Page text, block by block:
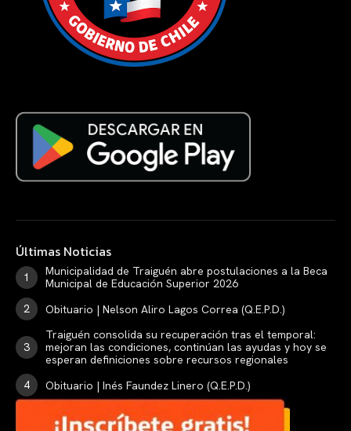
Últimas Noticias
Municipalidad de Traiguén abre postulaciones a la Beca
Municipal de Educación Superior 2026
Obituario | Nelson Aliro Lagos Correa (Q.E.P.D.)
Traiguén consolida su recuperación tras el temporal:
mejoran las condiciones, continúan las ayudas y hoy se
esperan definiciones sobre recursos regionales
Obituario | Inés Faundez Linero (Q.E.P.D.)